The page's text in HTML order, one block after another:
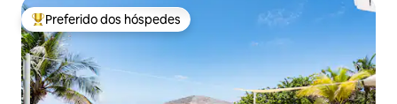
Entre os melhores preferidos dos hóspedes
Preferido dos hóspedes